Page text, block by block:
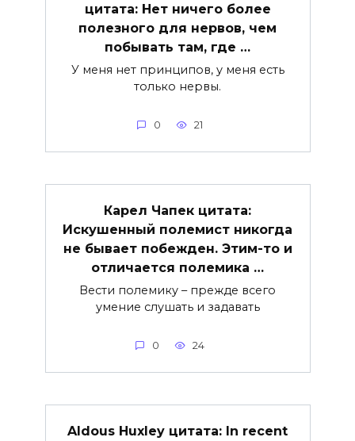
цитата: Нет ничего более
полезного для нервов, чем
побывать там, где …
У меня нет принципов, у меня есть
только нервы.
0 21
Карел Чапек цитата:
Искушенный полемист никогда
не бывает побежден. Этим-то и
отличается полемика …
Вести полемику – прежде всего
умение слушать и задавать
0 24
Aldous Huxley цитата: In recent